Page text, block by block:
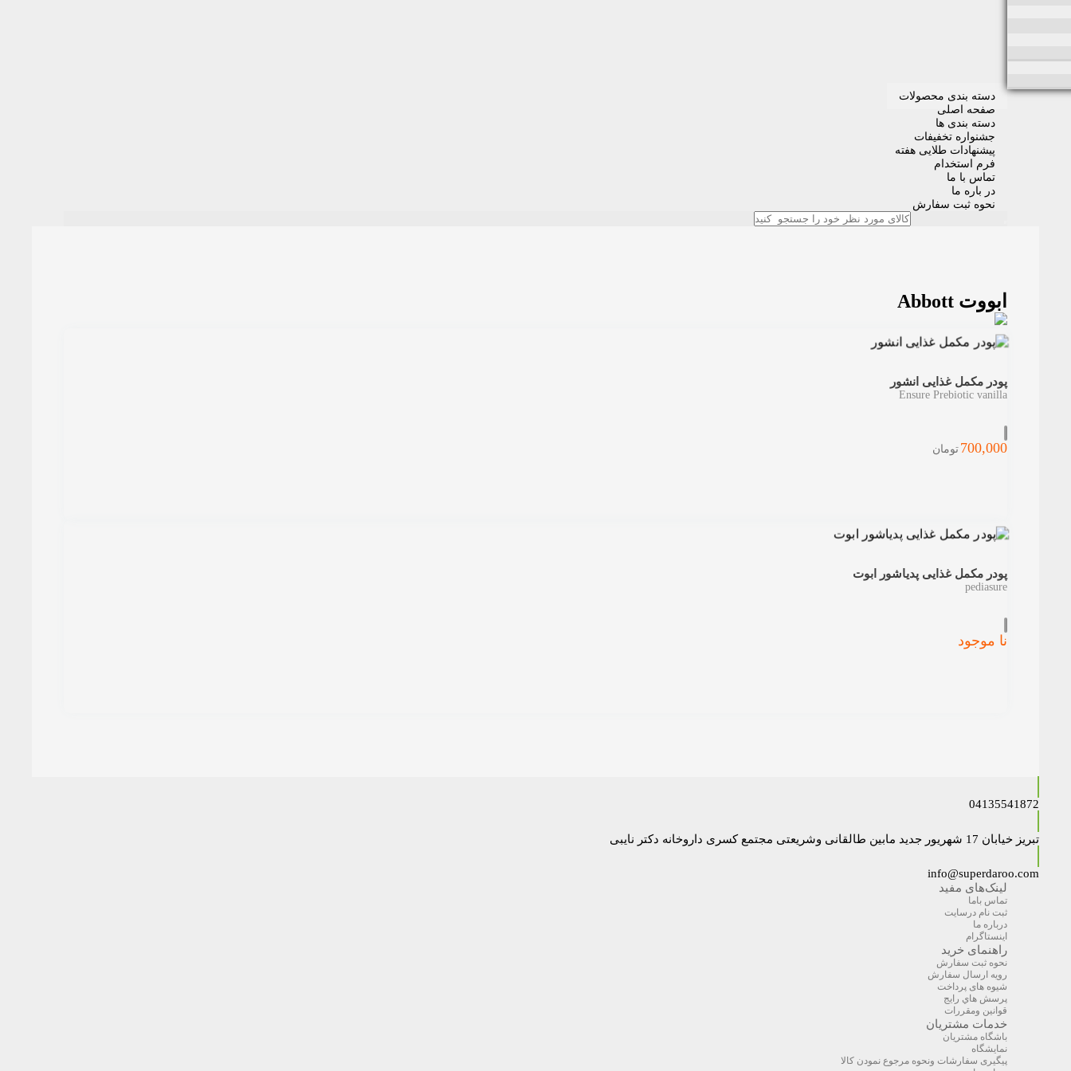
دسته بندی محصولات
صفحه اصلی
دسته بندی ها
جشنواره تخفیفات
پیشنهادات طلایی هفته
فرم استخدام
تماس با ما
در باره ما
نحوه ثبت سفارش
ابووت Abbott
پودر مکمل غذایی انشور
Ensure Prebiotic vanilla
700,000 تومان
پودر مکمل غذایی پدیاشور ابوت
pediasure
نا موجود
04135541872
تبریز خیابان 17 شهریور جدید مابین طالقانی وشریعتی مجتمع کسری داروخانه دکتر نایبی
info@superdaroo.com
لینک‌های مفید
تماس باما
ثبت نام درسایت
درباره ما
اینستاگرام
راهنمای خرید
نحوه ثبت سفارش
رویه ارسال سفارش
شیوه های پرداخت
پرسش هاي رايج
قوانین ومقررات
خدمات مشتریان
باشگاه مشتریان
نمایشگاه
پیگیری سفارشات ونحوه مرجوع نمودن کالا